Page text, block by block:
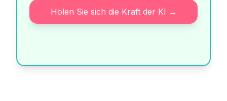
Holen Sie sich die Kraft der KI →